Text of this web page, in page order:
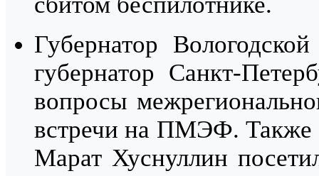
Губернатор
губернатор Санкт-
вопросы
встречи на ПМЭФ.
Марат Хуснуллин